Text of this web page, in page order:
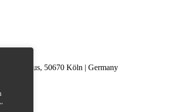
Hinterhaus, 50670 Köln | Germany